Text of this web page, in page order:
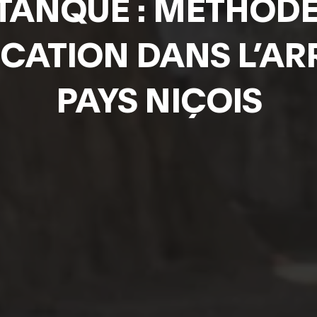
DANS
PAYS NIÇOIS